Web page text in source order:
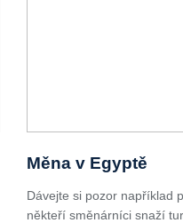
Měna v Egyptě
Dávejte si pozor například
někteří směnárníci snaží